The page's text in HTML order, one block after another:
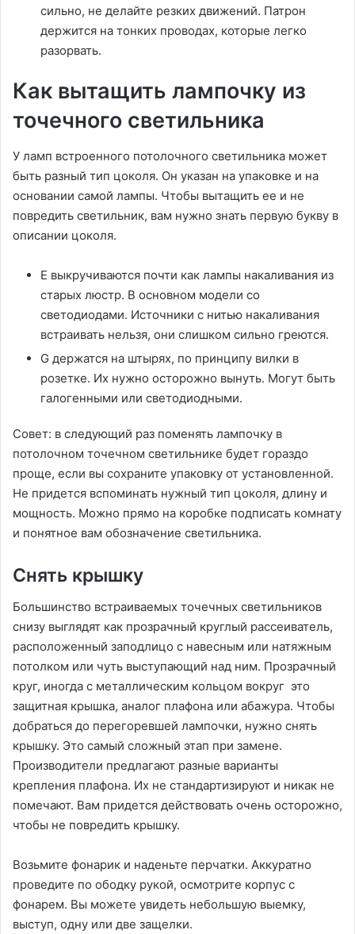
сильно, не делайте резких движений. Патрон
держится на тонких проводах, которые легко
разорвать.
Как вытащить лампочку из
точечного светильника
У ламп встроенного потолочного светильника может
быть разный тип цоколя. Он указан на упаковке и на
основании самой лампы. Чтобы вытащить ее и не
повредить светильник, вам нужно знать первую букву в
описании цоколя.
Е выкручиваются почти как лампы накаливания из
старых люстр. В основном модели со
светодиодами. Источники с нитью накаливания
встраивать нельзя, они слишком сильно греются.
G держатся на штырях, по принципу вилки в
розетке. Их нужно осторожно вынуть. Могут быть
галогенными или светодиодными.
Совет: в следующий раз поменять лампочку в
потолочном точечном светильнике будет гораздо
проще, если вы сохраните упаковку от установленной.
Не придется вспоминать нужный тип цоколя, длину и
мощность. Можно прямо на коробке подписать комнату
и понятное вам обозначение светильника.
Снять крышку
Большинство встраиваемых точечных светильников
снизу выглядят как прозрачный круглый рассеиватель,
расположенный заподлицо с навесным или натяжным
потолком или чуть выступающий над ним. Прозрачный
круг, иногда с металлическим кольцом вокруг это
защитная крышка, аналог плафона или абажура. Чтобы
добраться до перегоревшей лампочки, нужно снять
крышку. Это самый сложный этап при замене.
Производители предлагают разные варианты
крепления плафона. Их не стандартизируют и никак не
помечают. Вам придется действовать очень осторожно,
чтобы не повредить крышку.
Возьмите фонарик и наденьте перчатки. Аккуратно
проведите по ободку рукой, осмотрите корпус с
фонарем. Вы можете увидеть небольшую выемку,
выступ, одну или две защелки.